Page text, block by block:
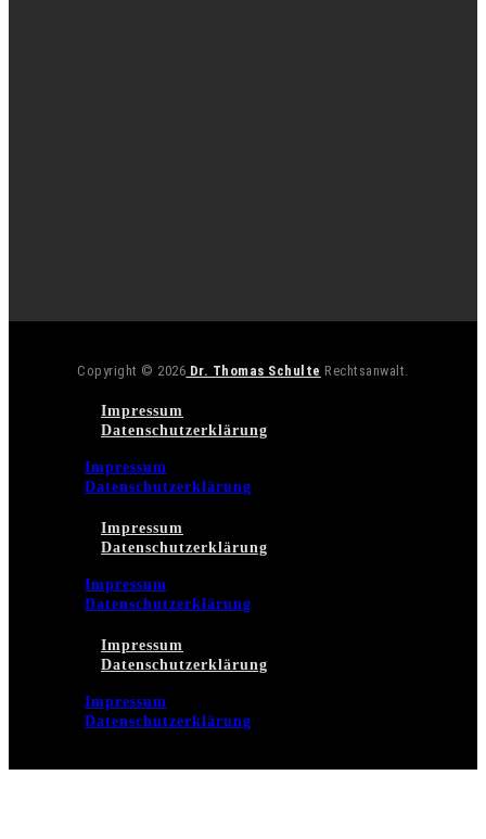
Copyright © 2026 Dr. Thomas Schulte Rechtsanwalt.
Impressum
Datenschutzerklärung
Impressum
Datenschutzerklärung
Impressum
Datenschutzerklärung
Impressum
Datenschutzerklärung
Impressum
Datenschutzerklärung
Impressum
Datenschutzerklärung